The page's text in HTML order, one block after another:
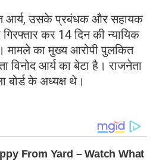
आर्य, उसके प्रबंधक और सहायक
कर 14 दिन की न्यायिक
मामले का मुख्य आरोपी पुलकित
विनोद आर्य का बेटा है। राजनेता
बोर्ड के अध्यक्ष थे।